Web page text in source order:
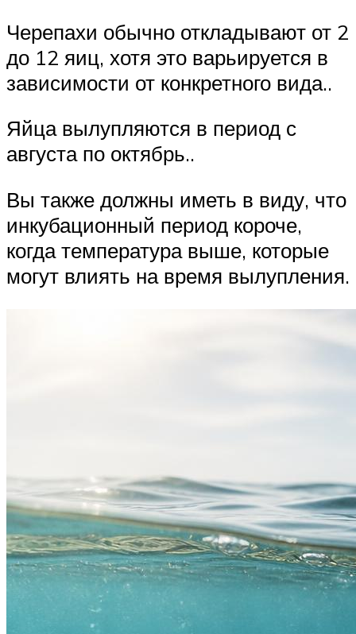
Черепахи обычно откладывают от 2
до 12 яиц, хотя это варьируется в
зависимости от конкретного вида..
Яйца вылупляются в период с
августа по октябрь..
Вы также должны иметь в виду, что
инкубационный период короче,
когда температура выше, которые
могут влиять на время вылупления.